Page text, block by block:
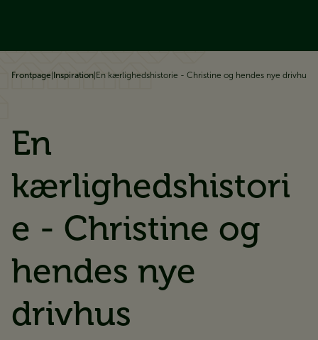
Frontpage Inspiration En kærlighedshistorie - Christine og hendes nye drivhus
En
kærlighedshistori
e - Christine og
hendes nye
drivhus